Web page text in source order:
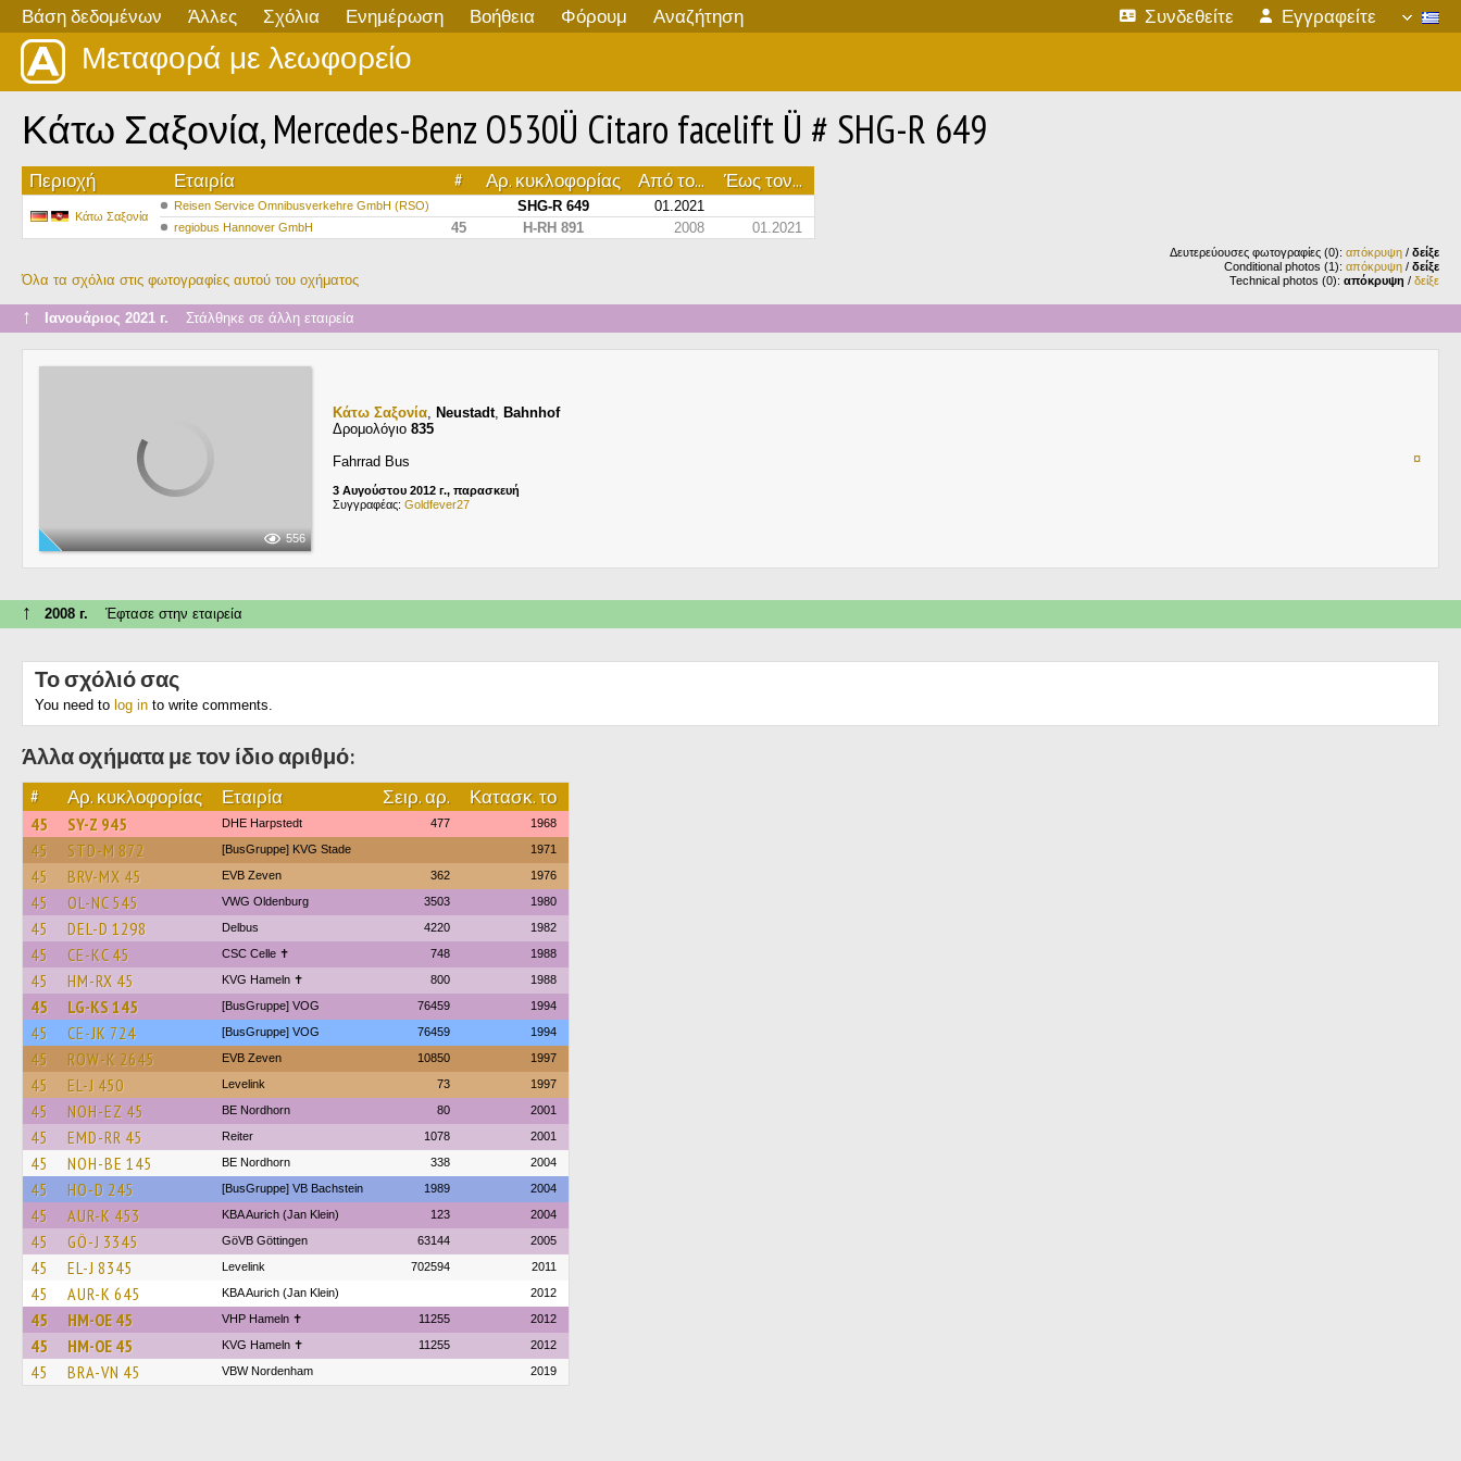
Βάση δεδομένων Άλλες Σχόλια Ενημέρωση Βοήθεια Φόρουμ Αναζήτηση Συνδεθείτε Εγγραφείτε
Μεταφορά με λεωφορείο
Κάτω Σαξονία, Mercedes-Benz O530Ü Citaro facelift Ü # SHG-R 649
Περιοχή Εταιρία # Αρ. κυκλοφορίας Από το... Έως τον...
Κάτω Σαξονία
Reisen Service Omnibusverkehre GmbH (RSO) SHG-R 649 01.2021
regiobus Hannover GmbH 45 H-RH 891 2008 01.2021
Όλα τα σχόλια στις φωτογραφίες αυτού του οχήματος
Δευτερεύουσες φωτογραφίες (0): απόκρυψη / δείξε
Conditional photos (1): απόκρυψη / δείξε
Technical photos (0): απόκρυψη / δείξε
↑ Ιανουάριος 2021 г. Στάλθηκε σε άλλη εταιρεία
556
Κάτω Σαξονία, Neustadt, Bahnhof
Δρομολόγιο 835
Fahrrad Bus
3 Αυγούστου 2012 г., παρασκευή
Συγγραφέας: Goldfever27
¤
↑ 2008 г. Έφτασε στην εταιρεία
Το σχόλιό σας
You need to log in to write comments.
Άλλα οχήματα με τον ίδιο αριθμό:
# Αρ. κυκλοφορίας Εταιρία Σειρ. αρ. Κατασκ. το
45 SY-Z 945 DHE Harpstedt 477 1968
45 STD-M 872 [BusGruppe] KVG Stade 1971
45 BRV-MX 45 EVB Zeven 362 1976
45 OL-NC 545 VWG Oldenburg 3503 1980
45 DEL-D 1298 Delbus 4220 1982
45 CE-KC 45 CSC Celle ✝ 748 1988
45 HM-RX 45 KVG Hameln ✝ 800 1988
45 LG-KS 145 [BusGruppe] VOG 76459 1994
45 CE-JK 724 [BusGruppe] VOG 76459 1994
45 ROW-K 2645 EVB Zeven 10850 1997
45 EL-J 450 Levelink 73 1997
45 NOH-EZ 45 BE Nordhorn 80 2001
45 EMD-RR 45 Reiter 1078 2001
45 NOH-BE 145 BE Nordhorn 338 2004
45 HO-D 245 [BusGruppe] VB Bachstein 1989 2004
45 AUR-K 453 KBA Aurich (Jan Klein) 123 2004
45 GÖ-J 3345 GöVB Göttingen 63144 2005
45 EL-J 8345 Levelink 702594 2011
45 AUR-K 645 KBA Aurich (Jan Klein) 2012
45 HM-OE 45 VHP Hameln ✝ 11255 2012
45 HM-OE 45 KVG Hameln ✝ 11255 2012
45 BRA-VN 45 VBW Nordenham 2019